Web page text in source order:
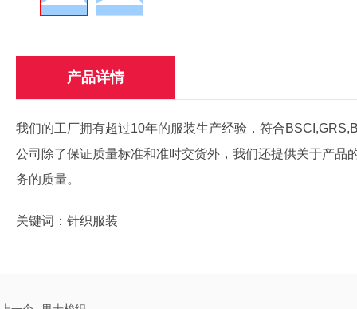
产品详情
我们的工厂拥有超过10年的服装生产经验，符合
公司除了保证质量标准和准时交货外，我们还提供关于产
务的质量。
关键词： 针织服装